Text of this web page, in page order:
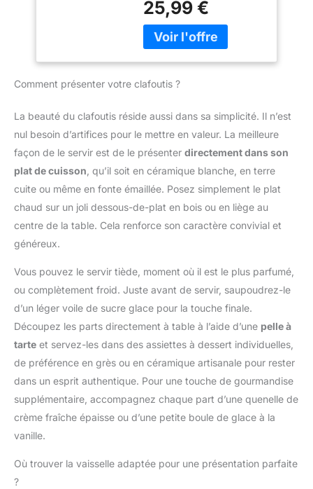
des performances fiables
et durables. Design
ergonomique et facile
d'utilisation : Poignée
ergonomique et bouton
d'éjection pratique pour
changement rapide des
accessoires. Compact et
pratique pour un usage
quotidien : Léger, doté
d'un design compact, ce
mixeur est facile à ranger
et parfait pour toutes vos
Attache-Cordon
(HR3741/00)
<li class="p-
s01__bullet">5 vitesses
+ fonction Turbo</li> <li
cachemire</li> </ul>
25,99 €
Comment présenter votre clafoutis ?
La beauté du clafoutis réside aussi dans sa simplicité. Il n’est
nul besoin d’artifices pour le mettre en valeur. La meilleure
façon de le servir est de le présenter directement dans son
plat de cuisson , qu’il soit en céramique blanche, en terre
cuite ou même en fonte émaillée. Posez simplement le plat
chaud sur un joli dessous-de-plat en bois ou en liège au
centre de la table. Cela renforce son caractère convivial et
généreux.
Vous pouvez le servir tiède, moment où il est le plus parfumé,
ou complètement froid. Juste avant de servir, saupoudrez-le
d’un léger voile de sucre glace pour la touche finale.
Découpez les parts directement à table à l’aide d’une pelle à
tarte et servez-les dans des assiettes à dessert individuelles,
de préférence en grès ou en céramique artisanale pour rester
dans un esprit authentique. Pour une touche de gourmandise
supplémentaire, accompagnez chaque part d’une quenelle de
crème fraîche épaisse ou d’une petite boule de glace à la
vanille.
Où trouver la vaisselle adaptée pour une présentation parfaite
?